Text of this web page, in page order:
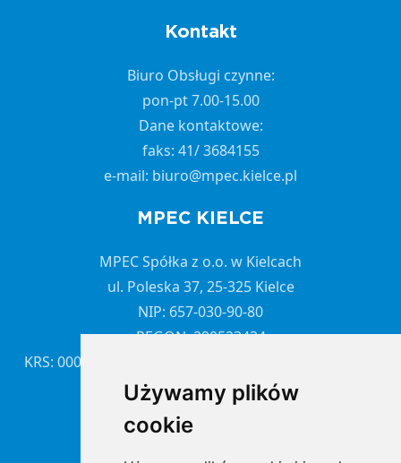
Używamy plików
cookie
Kontakt
Biuro Obsługi czynne:
pon-pt 7.00-15.00
Dane kontaktowe:
faks: 41/ 3684155
e-mail: biuro@mpec.kielce.pl
MPEC KIELCE
MPEC Spółka z o.o. w Kielcach
ul. Poleska 37, 25-325 Kielce
NIP: 657-030-90-80
REGON: 290523434
KRS: 0000059291 Sąd Rejonowy w Kielcach X Wydział
Gospodarczy KRS
NAWIGACJA